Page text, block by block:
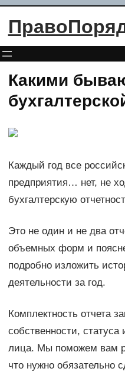
Перейти
Какими
Каждый год все
предприятия… нет, не
бухгалтерскую
Это не один и не два
объемных форм и
подробно изложить
деятельности за год.
Комплектность отчета
собственности,
лица. Мы поможем вам
что нужно обязательно